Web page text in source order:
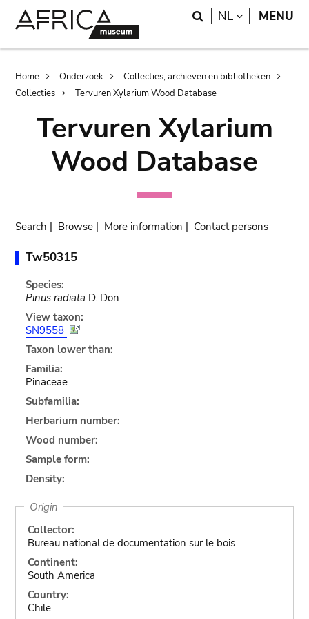
Search
NL LANGUAGE
MENU
Breadcrumb
Home Onderzoek
Collecties, archieven en bibliotheken
Collecties
Tervuren Xylarium Wood Database
Tervuren Xylarium
Wood Database
Search | Browse | More information | Contact persons
Tw50315
Species:
Pinus radiata D. Don
View taxon:
SN9558
Taxon lower than:
Familia:
Pinaceae
Subfamilia:
Herbarium number:
Wood number:
Sample form:
Density:
Origin
Collector:
Bureau national de documentation sur le bois
Continent:
South America
Country:
Chile